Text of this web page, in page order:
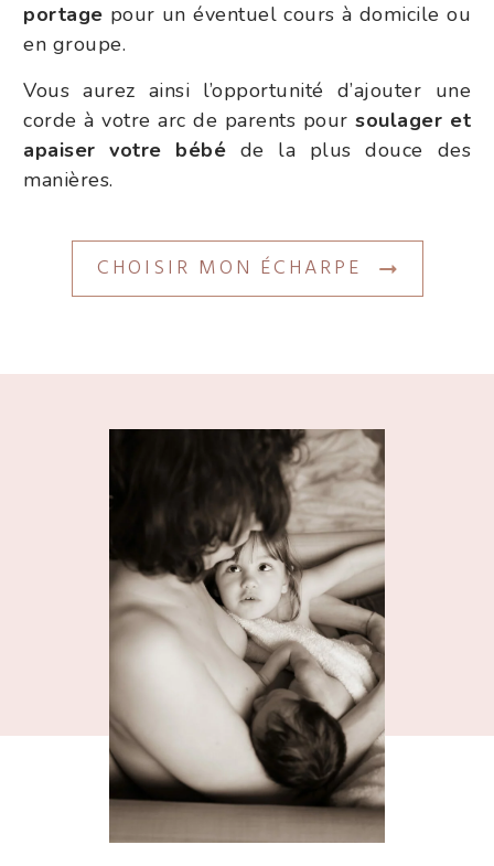
portage pour un éventuel cours à domicile ou
en groupe.
Vous aurez ainsi l’opportunité d’ajouter une
corde à votre arc de parents poursoulager et
apaiser votre bébé de la plus douce des
manières.
CHOISIR MON ÉCHARPE